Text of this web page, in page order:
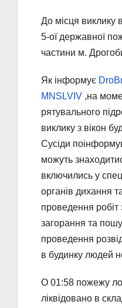
До місця виклику
5-ої державної
частини м.
Як інформує
MNSLVIV ,на
рятувального
виклику з вікон
Сусіди
можуть
включились у
органів дихання
проведення
загорання та
проведення
в будинку людей
О 01:58 пожежу
ліквідовано в